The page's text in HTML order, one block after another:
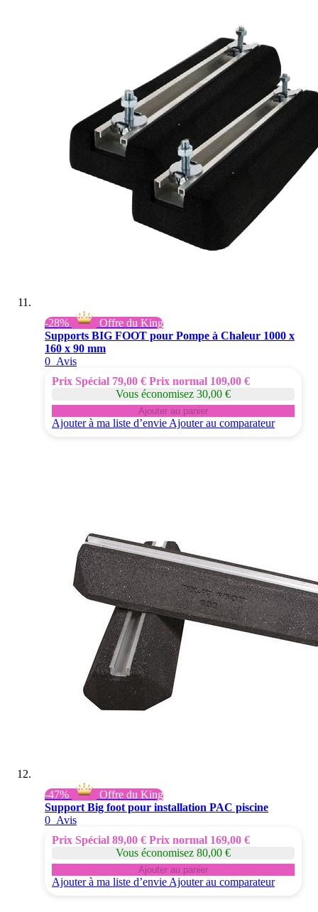
-28%
Offre du King
Supports BIG FOOT pour Pompe à Chaleur 1000 x
160 x 90 mm
0 Avis
Prix Spécial 79,00 € Prix normal 109,00 €
Vous économisez 30,00 €
Ajouter au panier
Ajouter à ma liste d’envie Ajouter au comparateur
-47%
Offre du King
Support Big foot pour installation PAC piscine
0 Avis
Prix Spécial 89,00 € Prix normal 169,00 €
Vous économisez 80,00 €
Ajouter au panier
Ajouter à ma liste d’envie Ajouter au comparateur